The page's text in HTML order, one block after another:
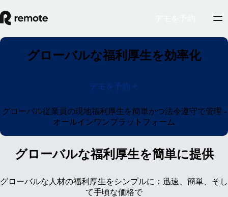
グローバルな福利厚生を効率化
グローバル従業員の現地福利厚生を簡単かつ法令遵守で管理 -
オールインワンプラットフォーム
デモを予約
グローバルな福利厚生を簡単に提供
グローバルな人材の福利厚生をシンプルに：迅速、簡単、そし
て手頃な価格で